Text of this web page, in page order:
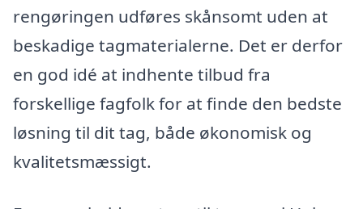
rengøringen udføres skånsomt uden at
beskadige tagmaterialerne. Det er derfor
en god idé at indhente tilbud fra
forskellige fagfolk for at finde den bedste
løsning til dit tag, både økonomisk og
kvalitetsmæssigt.